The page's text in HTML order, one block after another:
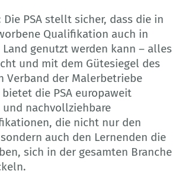
Die PSA stellt sicher, dass die in
Qualifikation auch in
genutzt werden kann – alles
und mit dem Gütesiegel des
Verband der Malerbetriebe
bietet die PSA europaweit
nachvollziehbare
die nicht nur den
auch den Lernenden die
sich in der gesamten Branche